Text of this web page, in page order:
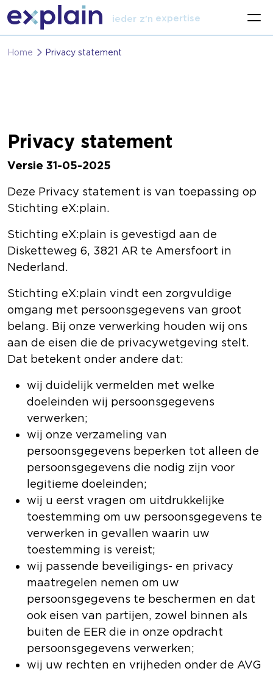
ieder z'n vak
Home Privacy statement
Privacy statement
Versie 31-05-2025
Deze Privacy statement is van toepassing op
Stichting eX:plain.
Stichting eX:plain is gevestigd aan de
Disketteweg 6, 3821 AR te Amersfoort in
Nederland.
Stichting eX:plain vindt een zorgvuldige
omgang met persoonsgegevens van groot
belang. Bij onze verwerking houden wij ons
aan de eisen die de privacywetgeving stelt.
Dat betekent onder andere dat:
wij duidelijk vermelden met welke
doeleinden wij persoonsgegevens
verwerken;
wij onze verzameling van
persoonsgegevens beperken tot alleen de
persoonsgegevens die nodig zijn voor
legitieme doeleinden;
wij u eerst vragen om uitdrukkelijke
toestemming om uw persoonsgegevens te
verwerken in gevallen waarin uw
toestemming is vereist;
wij passende beveiligings- en privacy
maatregelen nemen om uw
persoonsgegevens te beschermen en dat
ook eisen van partijen, zowel binnen als
buiten de EER die in onze opdracht
persoonsgegevens verwerken;
wij uw rechten en vrijheden onder de AVG